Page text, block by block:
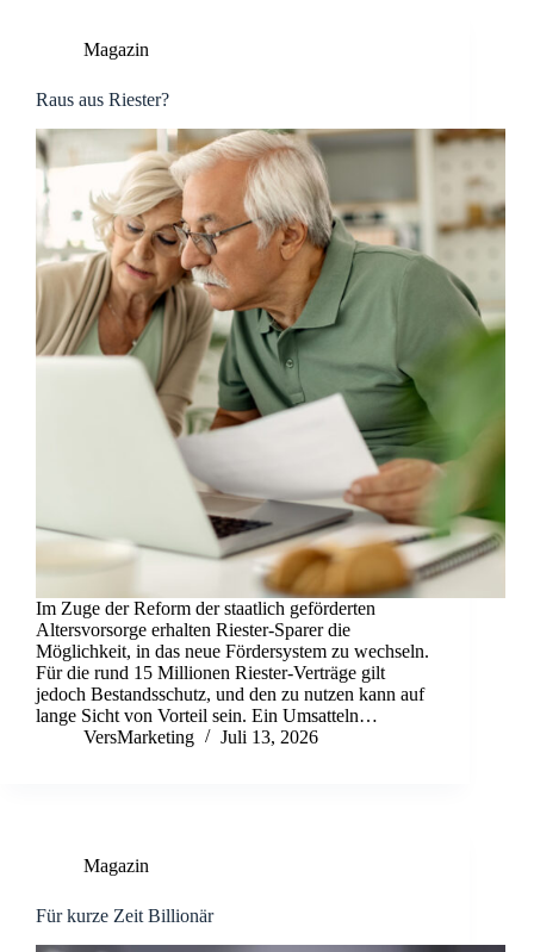
Magazin
Raus aus Riester?
Im Zuge der Reform der staatlich geförderten
Altersvorsorge erhalten Riester-Sparer die
Möglichkeit, in das neue Fördersystem zu wechseln.
Für die rund 15 Millionen Riester-Verträge gilt
jedoch Bestandsschutz, und den zu nutzen kann auf
lange Sicht von Vorteil sein. Ein Umsatteln…
VersMarketing
Juli 13, 2026
Magazin
Für kurze Zeit Billionär